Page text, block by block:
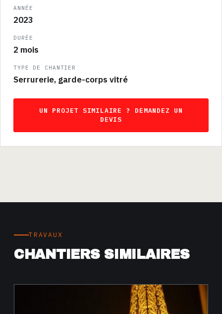
ANNÉE
2023
DURÉE
2 mois
TYPE DE CHANTIER
Serrurerie, garde-corps vitré
UN PROJET SIMILAIRE ? DEMANDEZ UN
DEVIS
TRAVAUX
CHANTIERS SIMILAIRES